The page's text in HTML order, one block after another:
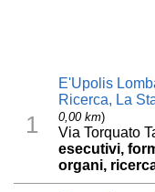
1
E'Upolis
Ricerca, La
0,00 km)
Via Torquato
esecutivi,
organi,